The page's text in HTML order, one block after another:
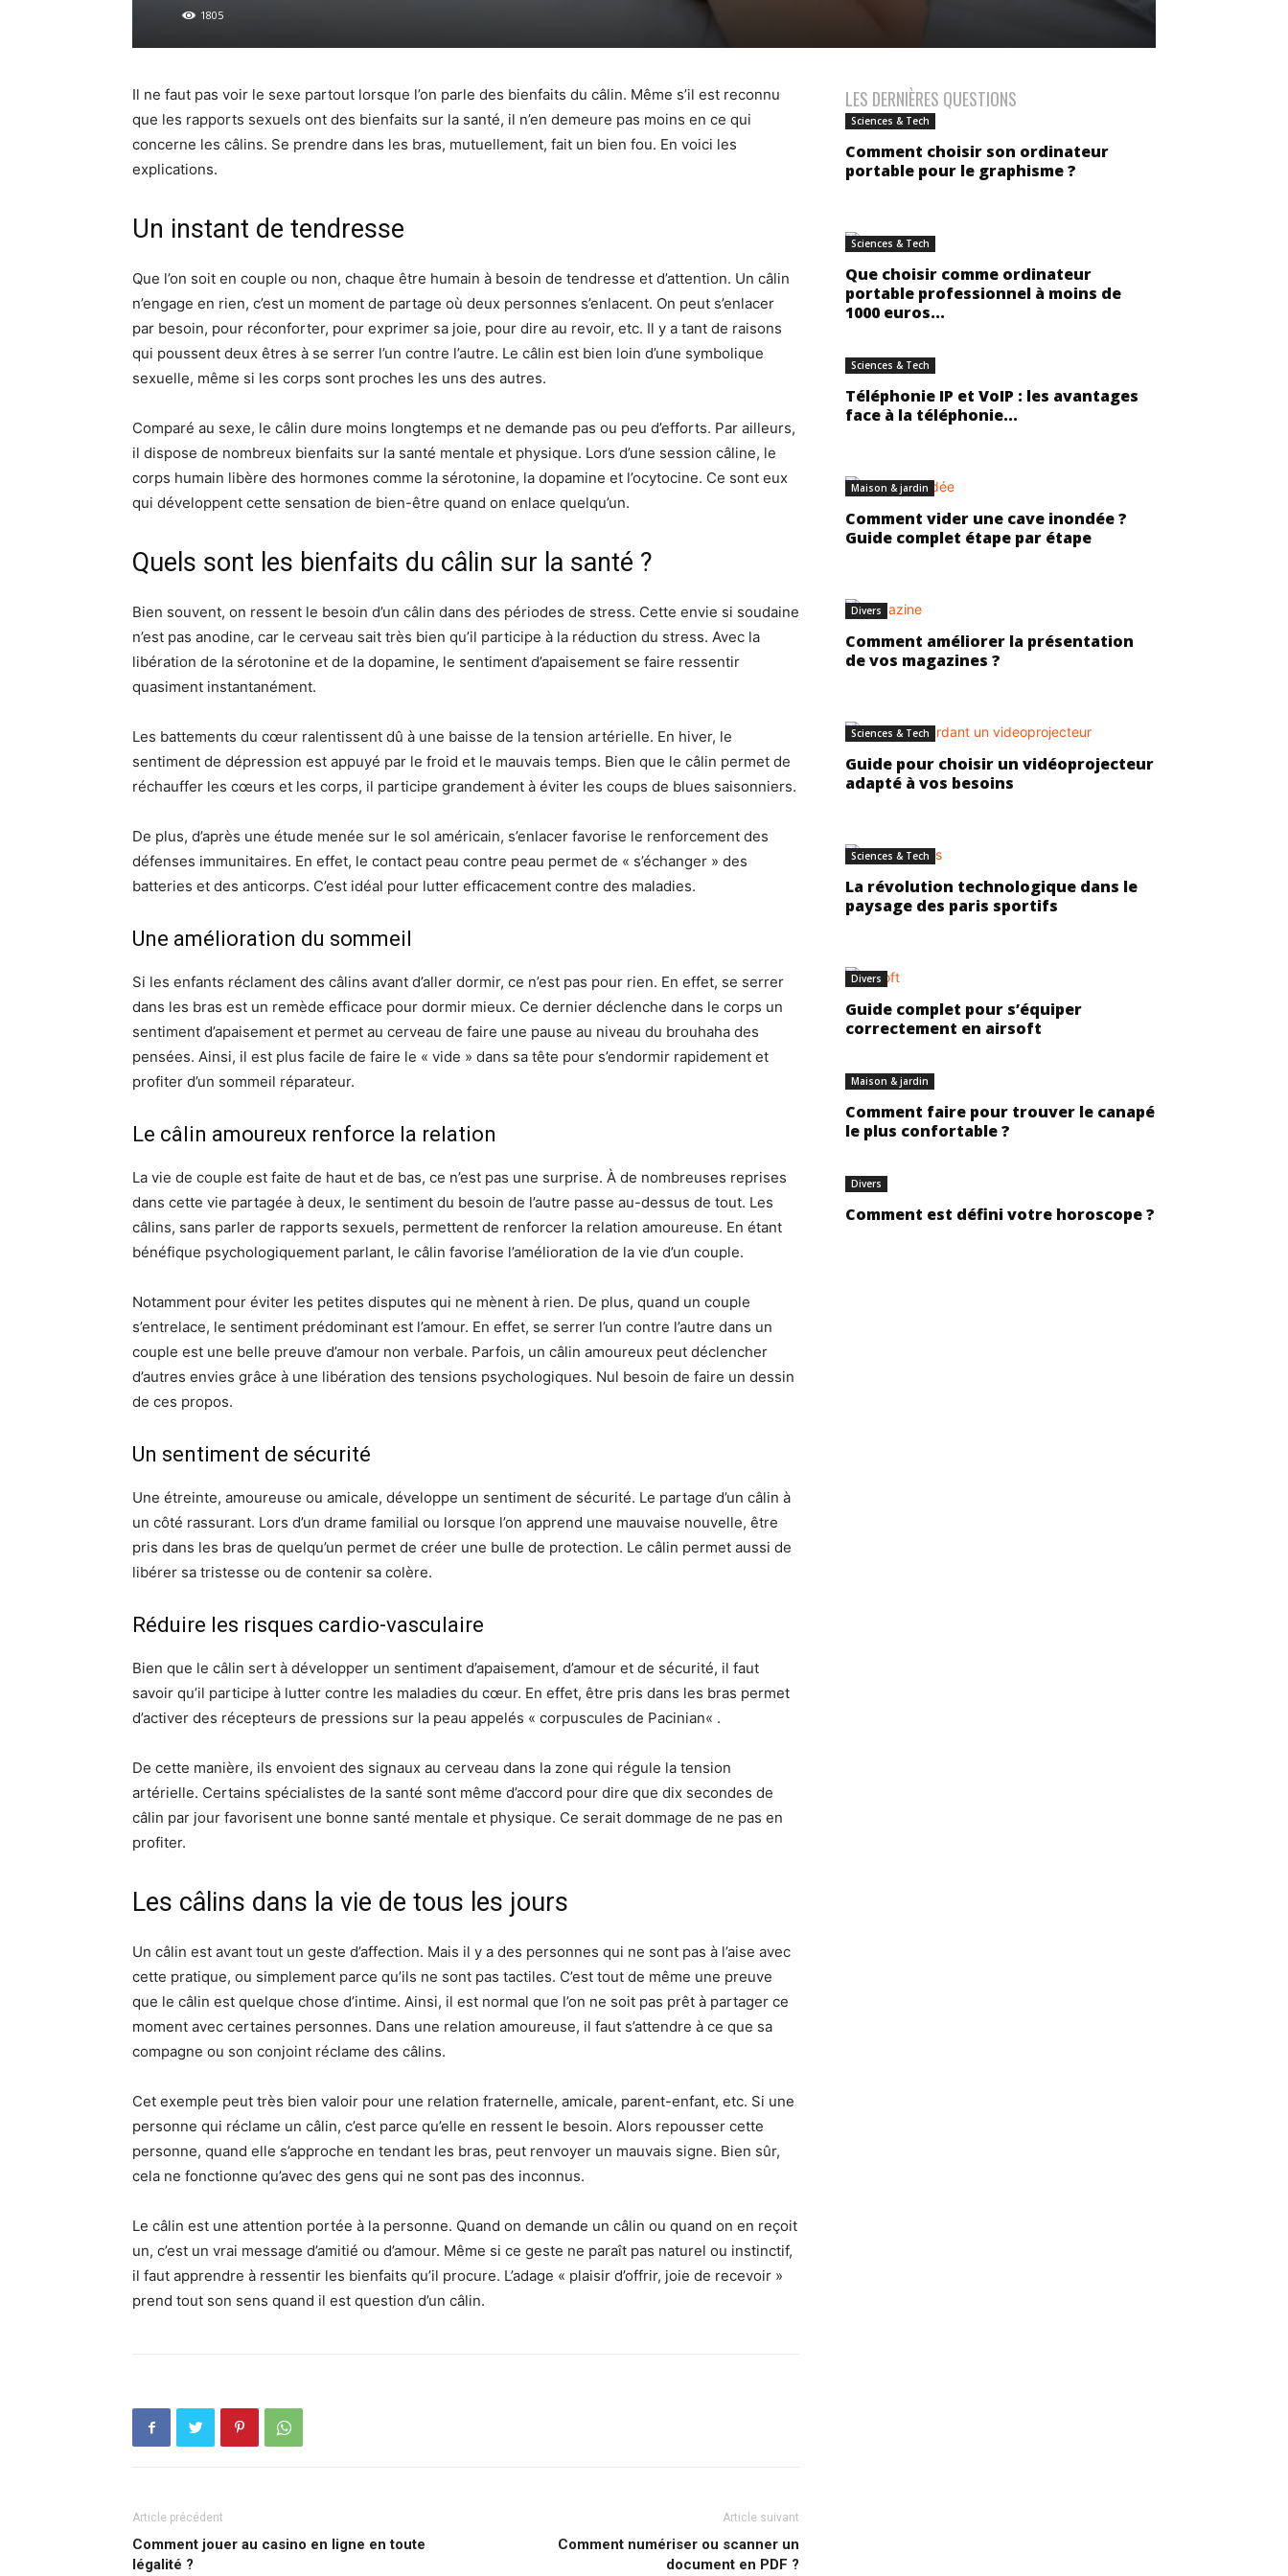
1805
Il ne faut pas voir le sexe partout lorsque l’on parle des bienfaits du câlin. Même s’il est reconnu
que les rapports sexuels ont des bienfaits sur la santé, il n’en demeure pas moins en ce qui
concerne les câlins. Se prendre dans les bras, mutuellement, fait un bien fou. En voici les
explications.
Un instant de tendresse
Que l’on soit en couple ou non, chaque être humain à besoin de tendresse et d’attention. Un câlin
n’engage en rien, c’est un moment de partage où deux personnes s’enlacent. On peut s’enlacer
par besoin, pour réconforter, pour exprimer sa joie, pour dire au revoir, etc. Il y a tant de raisons
qui poussent deux êtres à se serrer l’un contre l’autre. Le câlin est bien loin d’une symbolique
sexuelle, même si les corps sont proches les uns des autres.
Comparé au sexe, le câlin dure moins longtemps et ne demande pas ou peu d’efforts. Par ailleurs,
il dispose de nombreux bienfaits sur la santé mentale et physique. Lors d’une session câline, le
corps humain libère des hormones comme la sérotonine, la dopamine et l’ocytocine. Ce sont eux
qui développent cette sensation de bien-être quand on enlace quelqu’un.
Quels sont les bienfaits du câlin sur la santé ?
Bien souvent, on ressent le besoin d’un câlin dans des périodes de stress. Cette envie si soudaine
n’est pas anodine, car le cerveau sait très bien qu’il participe à la réduction du stress. Avec la
libération de la sérotonine et de la dopamine, le sentiment d’apaisement se faire ressentir
quasiment instantanément.
Les battements du cœur ralentissent dû à une baisse de la tension artérielle. En hiver, le
sentiment de dépression est appuyé par le froid et le mauvais temps. Bien que le câlin permet de
réchauffer les cœurs et les corps, il participe grandement à éviter les coups de blues saisonniers.
De plus, d’après une étude menée sur le sol américain, s’enlacer favorise le renforcement des
défenses immunitaires. En effet, le contact peau contre peau permet de « s’échanger » des
batteries et des anticorps. C’est idéal pour lutter efficacement contre des maladies.
Une amélioration du sommeil
Si les enfants réclament des câlins avant d’aller dormir, ce n’est pas pour rien. En effet, se serrer
dans les bras est un remède efficace pour dormir mieux. Ce dernier déclenche dans le corps un
sentiment d’apaisement et permet au cerveau de faire une pause au niveau du brouhaha des
pensées. Ainsi, il est plus facile de faire le « vide » dans sa tête pour s’endormir rapidement et
profiter d’un sommeil réparateur.
Le câlin amoureux renforce la relation
La vie de couple est faite de haut et de bas, ce n’est pas une surprise. À de nombreuses reprises
dans cette vie partagée à deux, le sentiment du besoin de l’autre passe au-dessus de tout. Les
câlins, sans parler de rapports sexuels, permettent de renforcer la relation amoureuse. En étant
bénéfique psychologiquement parlant, le câlin favorise l’amélioration de la vie d’un couple.
Notamment pour éviter les petites disputes qui ne mènent à rien. De plus, quand un couple
s’entrelace, le sentiment prédominant est l’amour. En effet, se serrer l’un contre l’autre dans un
couple est une belle preuve d’amour non verbale. Parfois, un câlin amoureux peut déclencher
d’autres envies grâce à une libération des tensions psychologiques. Nul besoin de faire un dessin
de ces propos.
Un sentiment de sécurité
Une étreinte, amoureuse ou amicale, développe un sentiment de sécurité. Le partage d’un câlin à
un côté rassurant. Lors d’un drame familial ou lorsque l’on apprend une mauvaise nouvelle, être
pris dans les bras de quelqu’un permet de créer une bulle de protection. Le câlin permet aussi de
libérer sa tristesse ou de contenir sa colère.
Réduire les risques cardio-vasculaire
Bien que le câlin sert à développer un sentiment d’apaisement, d’amour et de sécurité, il faut
savoir qu’il participe à lutter contre les maladies du cœur. En effet, être pris dans les bras permet
d’activer des récepteurs de pressions sur la peau appelés « corpuscules de Pacinian« .
De cette manière, ils envoient des signaux au cerveau dans la zone qui régule la tension
artérielle. Certains spécialistes de la santé sont même d’accord pour dire que dix secondes de
câlin par jour favorisent une bonne santé mentale et physique. Ce serait dommage de ne pas en
profiter.
Les câlins dans la vie de tous les jours
Un câlin est avant tout un geste d’affection. Mais il y a des personnes qui ne sont pas à l’aise avec
cette pratique, ou simplement parce qu’ils ne sont pas tactiles. C’est tout de même une preuve
que le câlin est quelque chose d’intime. Ainsi, il est normal que l’on ne soit pas prêt à partager ce
moment avec certaines personnes. Dans une relation amoureuse, il faut s’attendre à ce que sa
compagne ou son conjoint réclame des câlins.
Cet exemple peut très bien valoir pour une relation fraternelle, amicale, parent-enfant, etc. Si une
personne qui réclame un câlin, c’est parce qu’elle en ressent le besoin. Alors repousser cette
personne, quand elle s’approche en tendant les bras, peut renvoyer un mauvais signe. Bien sûr,
cela ne fonctionne qu’avec des gens qui ne sont pas des inconnus.
Le câlin est une attention portée à la personne. Quand on demande un câlin ou quand on en reçoit
un, c’est un vrai message d’amitié ou d’amour. Même si ce geste ne paraît pas naturel ou instinctif,
il faut apprendre à ressentir les bienfaits qu’il procure. L’adage « plaisir d’offrir, joie de recevoir »
prend tout son sens quand il est question d’un câlin.
Article précédent
Comment jouer au casino en ligne en toute
légalité ?
Article suivant
Comment numériser ou scanner un
document en PDF ?
LES DERNIÈRES QUESTIONS
Sciences & Tech
Comment choisir son ordinateur
portable pour le graphisme ?
Sciences & Tech
Que choisir comme ordinateur
portable professionnel à moins de
1000 euros...
Sciences & Tech
Téléphonie IP et VoIP : les avantages
face à la téléphonie...
Maison & jardin
Comment vider une cave inondée ?
Guide complet étape par étape
Divers
Comment améliorer la présentation
de vos magazines ?
Sciences & Tech
Guide pour choisir un vidéoprojecteur
adapté à vos besoins
Sciences & Tech
La révolution technologique dans le
paysage des paris sportifs
Divers
Guide complet pour s’équiper
correctement en airsoft
Maison & jardin
Comment faire pour trouver le canapé
le plus confortable ?
Divers
Comment est défini votre horoscope ?